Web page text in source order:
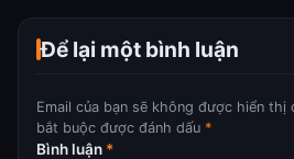
Để lại một bình luận
Email của bạn sẽ không được hiển thị
bắt buộc được đánh dấu *
Bình luận *